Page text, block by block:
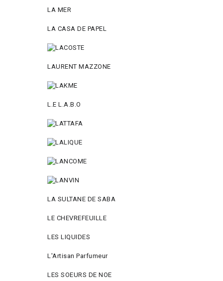
LA MER
LA CASA DE PAPEL
LAURENT MAZZONE
L.E L.A.B.O
LA SULTANE DE SABA
LE CHEVREFEUILLE
LES LIQUIDES
L'Artisan Parfumeur
LES SOEURS DE NOE